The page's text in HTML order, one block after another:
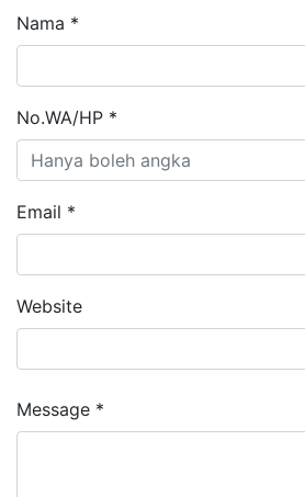
Nama *
No.WA/HP *
Email *
Website
Message *